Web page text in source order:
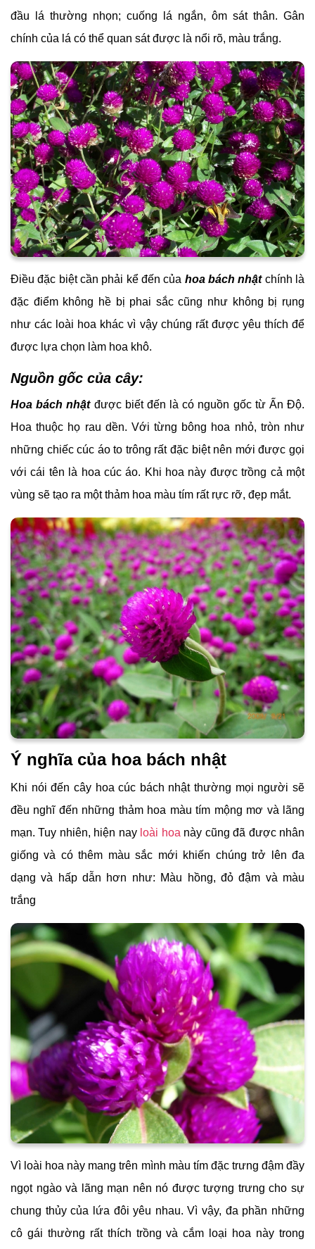
đầu lá thường nhọn; cuống lá ngắn, ôm sát thân. Gân
chính của lá có thể quan sát được là nổi rõ, màu trắng.
Điều đặc biệt cần phải kể đến của hoa bách nhậtchính là
đặc điểm không hề bị phai sắc cũng như không bị rụng
như các loài hoa khác vì vậy chúng rất được yêu thích để
được lựa chọn làm hoa khô.
Nguồn gốc của cây:
Hoa bách nhậtđược biết đến là có nguồn gốc từ Ấn Độ.
Hoa thuộc họ rau dền. Với từng bông hoa nhỏ, tròn như
những chiếc cúc áo to trông rất đặc biệt nên mới được gọi
với cái tên là hoa cúc áo. Khi hoa này được trồng cả một
vùng sẽ tạo ra một thảm hoa màu tím rất rực rỡ, đẹp mắt.
Ý nghĩa của hoa bách nhật
Khi nói đến cây hoa cúc bách nhật thường mọi người sẽ
đều nghĩ đến những thảm hoa màu tím mộng mơ và lãng
mạn. Tuy nhiên, hiện nay loài hoa này cũng đã được nhân
giống và có thêm màu sắc mới khiến chúng trở lên đa
dạng và hấp dẫn hơn như: Màu hồng, đỏ đậm và màu
trắng
Vì loài hoa này mang trên mình màu tím đặc trưng đậm đầy
ngọt ngào và lãng mạn nên nó được tượng trưng cho sự
chung thủy của lứa đôi yêu nhau. Vì vậy, đa phần những
cô gái thường rất thích trồng và cắm loại hoa này trong